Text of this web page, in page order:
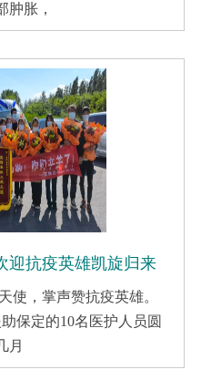
肿胀，
迎抗疫英雄凯旋归来
使，掌声赞抗疫英雄。
保定的10名医护人员圆
月